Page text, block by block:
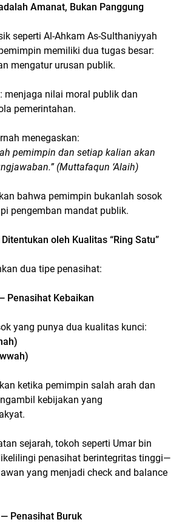
Amanat, Bukan Panggung
seperti Al-Ahkam As-Sulthaniyyah
memiliki dua tugas besar:
mengatur urusan publik.
menjaga nilai moral publik dan
pemerintahan.
menegaskan:
pemimpin dan setiap kalian akan
(Muttafaqun ‘Alaih)
bahwa pemimpin bukanlah sosok
pengemban mandat publik.
oleh Kualitas “Ring Satu”
dua tipe penasihat:
Penasihat Kebaikan
yang punya dua kualitas kunci:
ketika pemimpin salah arah dan
kebijakan yang
sejarah, tokoh seperti Umar bin
penasihat berintegritas tinggi—
yang menjadi check and balance
Penasihat Buruk